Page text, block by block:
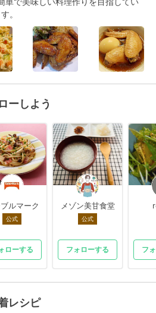
。
ーしよう
ルマーク
公式
ローする
メゾン美甘食堂
公式
フォローする フ
レシピ